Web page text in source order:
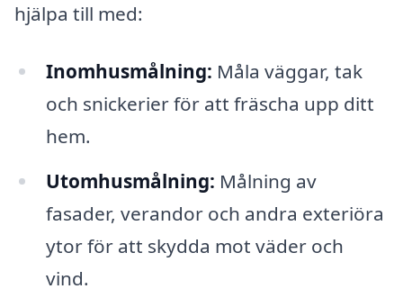
hjälpa till med:
Inomhusmålning: Måla väggar, tak
och snickerier för att fräscha upp ditt
hem.
Utomhusmålning: Målning av
fasader, verandor och andra exteriöra
ytor för att skydda mot väder och
vind.